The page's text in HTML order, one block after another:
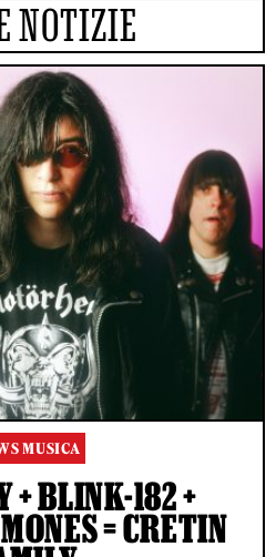
NOTIZIE
MUSICA
+ BLINK-182 +
= CRETIN